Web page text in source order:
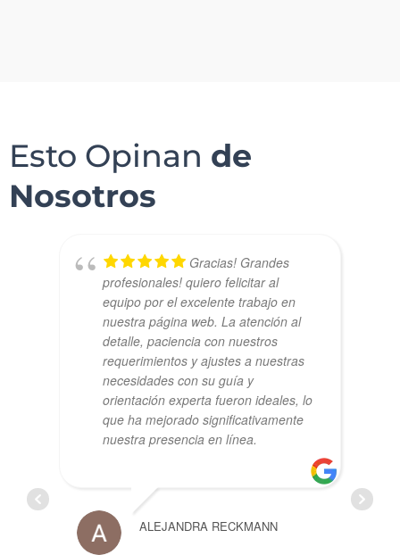
Esto Opinan de
Nosotros
Gracias! Grandes
profesionales! quiero felicitar al
equipo por el excelente trabajo en
nuestra página web. La atención al
detalle, paciencia con nuestros
requerimientos y ajustes a nuestras
necesidades con su guía y
orientación experta fueron ideales, lo
que ha mejorado significativamente
nuestra presencia en línea.
ALEJANDRA RECKMANN